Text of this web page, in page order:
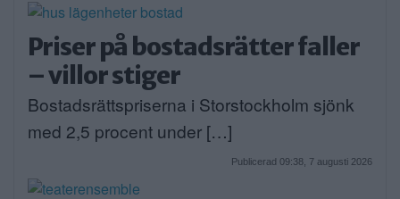
Priser på bostadsrätter faller
– villor stiger
Bostadsrättspriserna i Storstockholm sjönk
med 2,5 procent under […]
Publicerad 09:38, 7 augusti 2026